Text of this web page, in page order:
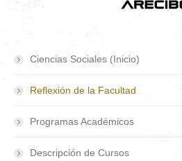
Ciencias Sociales (Inicio)
Reflexión de la Facultad
Programas Académicos
Descripción de Cursos